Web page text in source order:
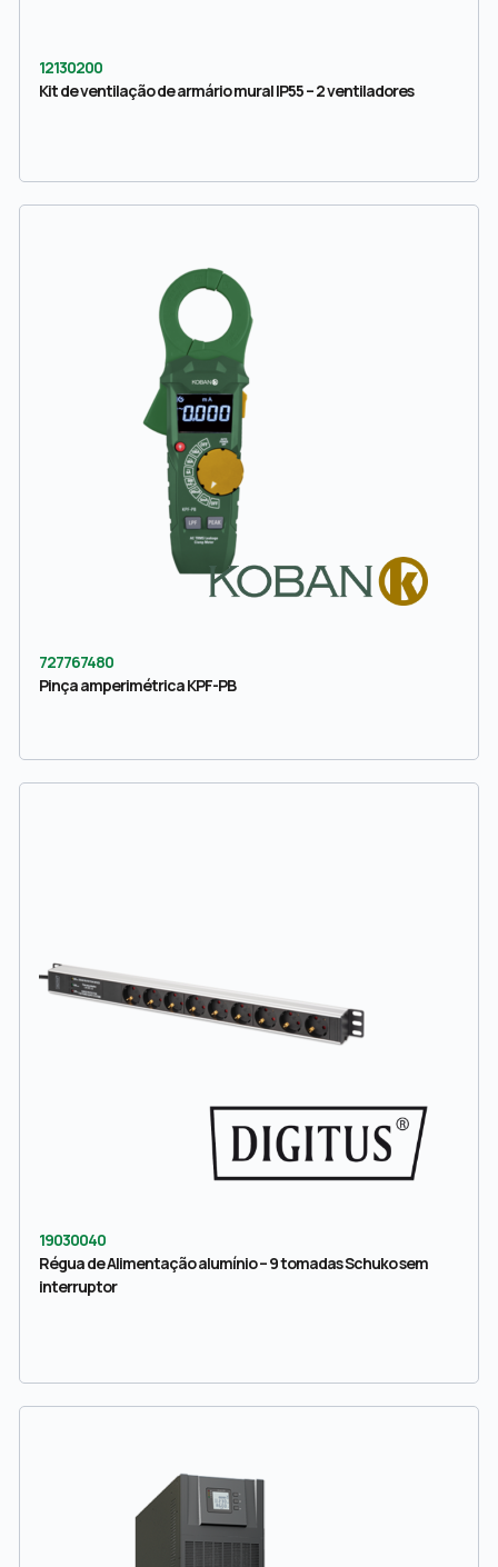
12130200
Kit de ventilação de armário mural IP55 – 2 ventiladores
727767480
Pinça amperimétrica KPF-PB
19030040
Régua de Alimentação alumínio – 9 tomadas Schuko sem
interruptor